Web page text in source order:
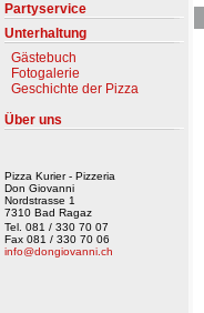
Partyservice
Unterhaltung
Gästebuch
Fotogalerie
Geschichte der Pizza
Über uns
Pizza Kurier - Pizzeria
Don Giovanni
Nordstrasse 1
7310 Bad Ragaz
Tel. 081 / 330 70 07
Fax 081 / 330 70 06
info@dongiovanni.ch